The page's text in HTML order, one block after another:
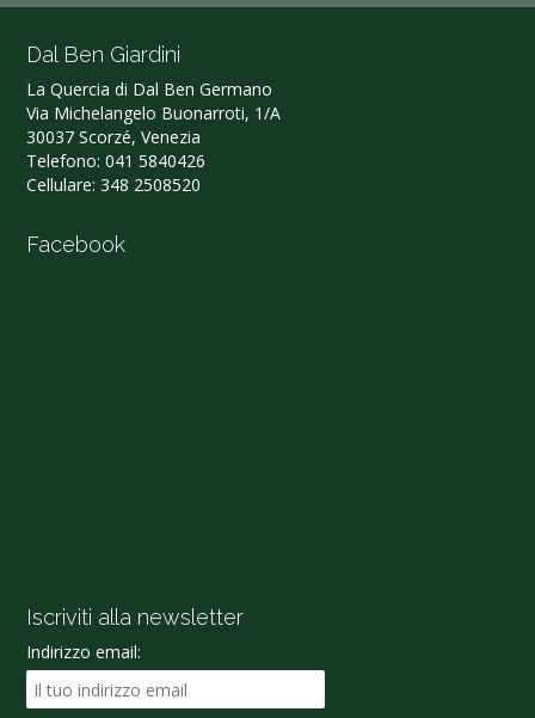
Dal Ben Giardini
La Quercia di Dal Ben Germano‎
Via Michelangelo Buonarroti, 1/A
30037 Scorzé, Venezia
Telefono:041 5840426
Cellulare:348 2508520
Facebook
Iscriviti alla newsletter
Indirizzo email: